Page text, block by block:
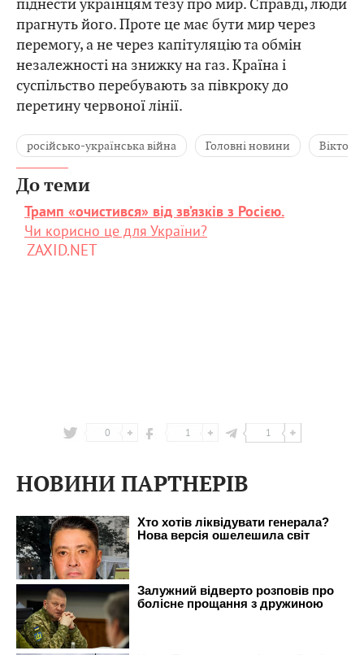
піднести українцям тезу про мир. Справді, люди
прагнуть його. Проте це має бути мир через
перемогу, а не через капітуляцію та обмін
незалежності на знижку на газ. Країна і
суспільство перебувають за півкроку до
перетину червоної лінії.
російсько-українська війна Головні новини Віктор
До теми
Трамп «очистився» від зв’язків з Росією.
Чи корисно це для України?
ZAXID.NET
0 1 1
НОВИНИ ПАРТНЕРІВ